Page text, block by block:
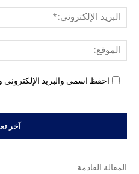
احفظ اسمي والبريد
المقالة القادمة